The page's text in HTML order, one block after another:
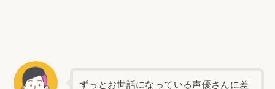
ずっとお世話になっている声優さんに差